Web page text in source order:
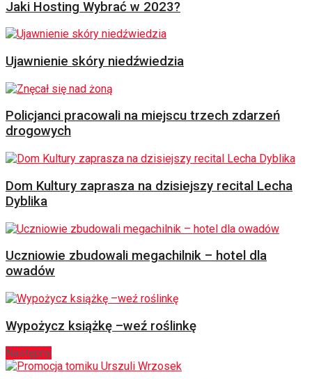
Jaki Hosting Wybrać w 2023?
Ujawnienie skóry niedźwiedzia
Policjanci pracowali na miejscu trzech zdarzeń
drogowych
Dom Kultury zaprasza na dzisiejszy recital Lecha
Dyblika
Uczniowie zbudowali megachilnik – hotel dla
owadów
Wypożycz książkę –weź roślinkę
Następny